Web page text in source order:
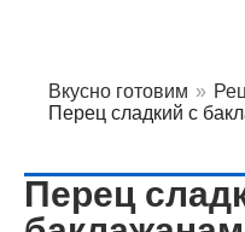
Вкусно готовим »
Перец сладкий с
Перец